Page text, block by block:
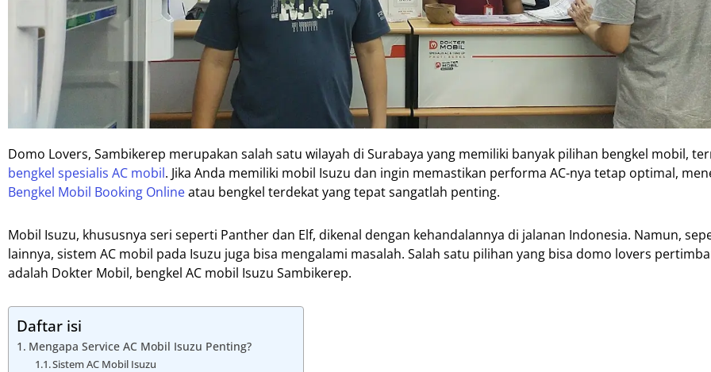
Domo Lovers, Sambikerep merupakan salah satu wilayah di Surabaya yang memiliki banyak pilihan bengkel mobil,
bengkel spesialis AC mobil. Jika Anda memiliki mobil Isuzu dan ingin memastikan performa AC-nya tetap optimal,
Bengkel Mobil Booking Onlineatau bengkel terdekat yang tepat sangatlah penting.
Mobil Isuzu, khususnya seri seperti Panther dan Elf, dikenal dengan kehandalannya di jalanan Indonesia. Namun,
lainnya, sistem AC mobil pada Isuzu juga bisa mengalami masalah. Salah satu pilihan yang bisa domo lovers
adalah Dokter Mobil, bengkel AC mobil Isuzu Sambikerep.
Daftar isi
Mengapa Service AC Mobil Isuzu Penting?
Sistem AC Mobil Isuzu